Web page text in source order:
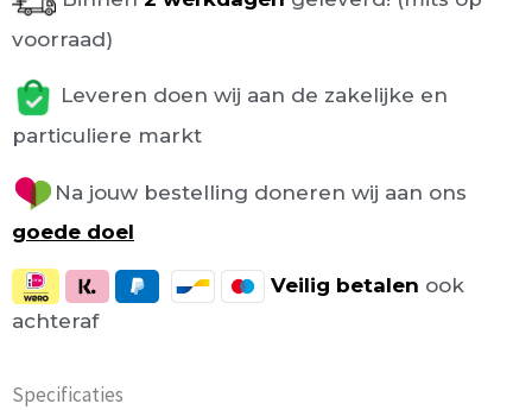
voorraad)
Leveren doen wij aan de zakelijke en
particuliere markt
Na jouw bestelling doneren wij aan ons
goede doel
Veilig betalen ook
achteraf
Specificaties